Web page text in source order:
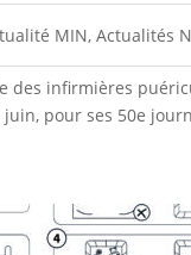
MIN,Actualités
des infirmières
pour ses 50e